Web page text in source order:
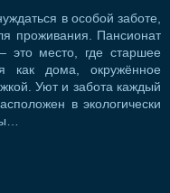
в особой заботе,
проживания. Пансионат
место, где старшее
как дома, окружённое
Уют и забота каждый
в экологически